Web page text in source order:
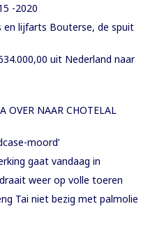
-2020
en lijfarts Bouterse, de spuit
uit Nederland naar
OVER NAAR CHOTELAL
moord’
gaat vandaag in
draait weer op volle toeren
Tai niet bezig met palmolie